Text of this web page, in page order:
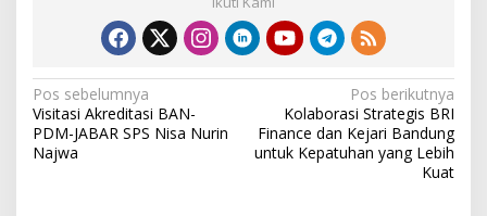
N
a
v
Pos sebelumnya
Visitasi Akreditasi BAN-
PDM-JABAR SPS Nisa Nurin
Najwa
Pos berikutnya
Kolaborasi Strategis BRI
Finance dan Kejari Bandung
untuk Kepatuhan yang Lebih
Kuat